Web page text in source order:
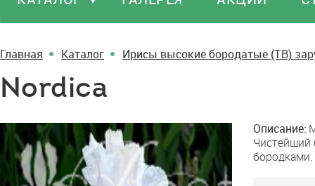
Главная Каталог Ирисы высокие бородатые (TB)
Nordica
Nordica Описание:
Чистейший